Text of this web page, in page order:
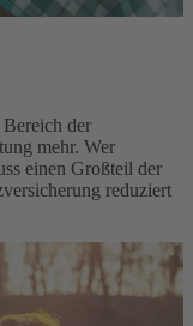
der
mehr. Wer
einen Großteil der
reduziert